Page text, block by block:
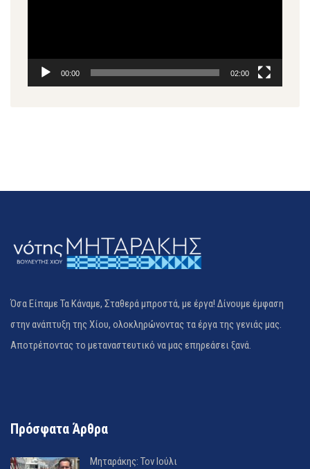
00:00 02:00
Όσα Είπαμε Τα Κάναμε, Σταθερά μπροστά, με έργα! Δίνουμε έμφαση
στην ανάπτυξη της Χίου, ολοκληρώνοντας τα έργα της γενιάς μας.
Αποτρέποντας το μεταναστευτικό να μας επηρεάσει ξανά.
Πρόσφατα Άρθρα
Μηταράκης: Τον Ιούλι